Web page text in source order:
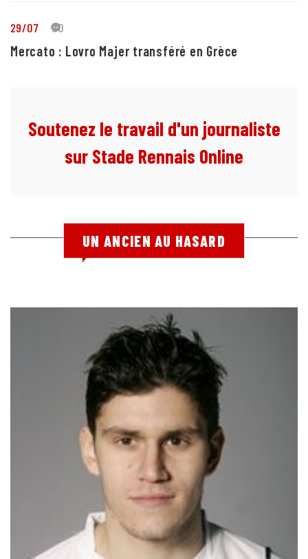
29/07 10
Mercato : Lovro Majer transféré en Grèce
Soutenez le travail d'un journaliste
sur Stade Rennais Online
UN ANCIEN AU HASARD